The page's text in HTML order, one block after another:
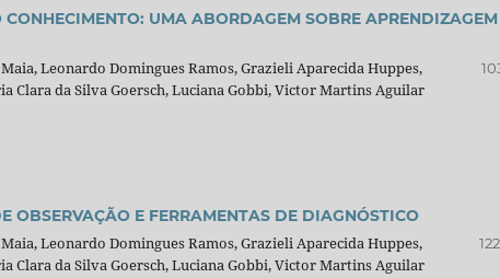
UMA ABORDAGEM SOBRE APRENDIZAGEM
Leonardo Domingues Ramos, Grazieli Aparecida Huppes,
Clara da Silva Goersch, Luciana Gobbi, Victor Martins Aguilar
OBSERVAÇÃO E FERRAMENTAS DE DIAGNÓSTICO
Leonardo Domingues Ramos, Grazieli Aparecida Huppes,
Clara da Silva Goersch, Luciana Gobbi, Victor Martins Aguilar